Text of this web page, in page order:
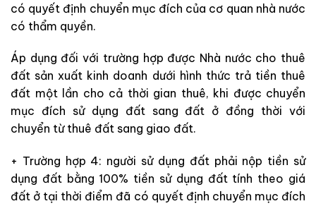
có quyết định chuyển mục đích của cơ quan nhà nước
có thẩm quyền.
Áp dụng đối với trường hợp được Nhà nước cho thuê
đất sản xuất kinh doanh dưới hình thức trả tiền thuê
đất một lần cho cả thời gian thuê, khi được chuyển
mục đích sử dụng đấtsang đất ở đồng thời với
chuyển từ thuê đất sang giao đất.
+ Trường hợp 4: người sử dụng đất phải nộp tiền sử
dụng đất bằng 100% tiền sử dụng đất tính theo giá
đất ở tại thời điểm đã có quyết định chuyển mục đích